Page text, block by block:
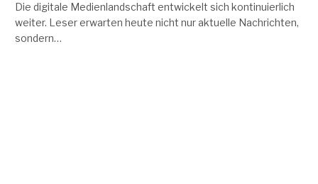
Die digitale Medienlandschaft entwickelt sich kontinuierlich
weiter. Leser erwarten heute nicht nur aktuelle Nachrichten,
sondern…